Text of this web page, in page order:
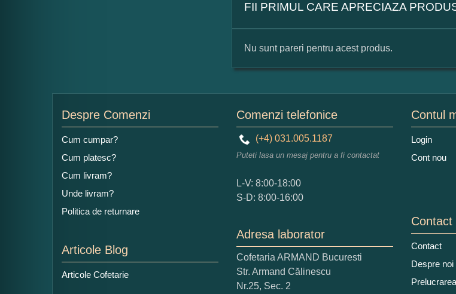
FII PRIMUL CARE APRECIAZA
Numele dumneavoastra:
Adaugati o parere despre acest produs:
Ce nota acordati acestui produs?
1 2 3
Nu sunt pareri pentru acest produs.
Despre Comenzi
Cum cumpar?
Cum platesc?
Cum livram?
Unde livram?
Politica de returnare
Articole Blog
Articole Cofetarie
Comenzi telefonice
(+4) 031.005.1187
Puteti lasa un mesaj pentru a fi contactat
L-V: 8:00-18:00
S-D: 8:00-16:00
Adresa laborator
Cofetaria ARMAND Bucuresti
Str. Armand Călinescu
Nr.25, Sec. 2
Contul
Login
Cont nou
Contact
Contact
Despre noi